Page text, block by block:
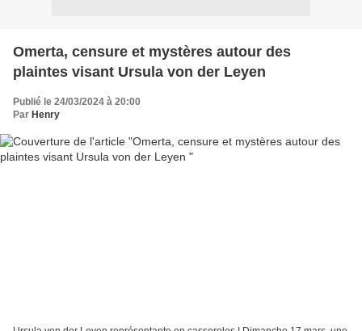
Omerta, censure et mystères autour des
plaintes visant Ursula von der Leyen
Publié le 24/03/2024 à 20:00
Par Henry